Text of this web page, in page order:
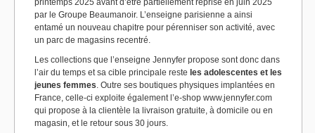
printemps 2025 avant d’être partiellement reprise en juin 2025
par le Groupe Beaumanoir. L’enseigne parisienne a ainsi
entamé un nouveau chapitre pour pérenniser son activité, avec
un parc de magasins recentré.
Les collections que l’enseigne Jennyfer propose sont donc dans
l’air du temps et sa cible principale reste les adolescentes et les
jeunes femmes. Outre ses boutiques physiques implantées en
France, celle-ci exploite également l’e-shop www.jennyfer.com
qui propose à la clientèle la livraison gratuite, à domicile ou en
magasin, et le retour sous 30 jours.